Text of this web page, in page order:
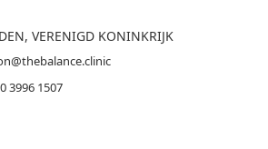
VERENIGD KONINKRIJK
3996 1507